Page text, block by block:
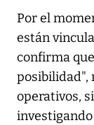
Por el
están
confirma
posibilidad",
operativos,